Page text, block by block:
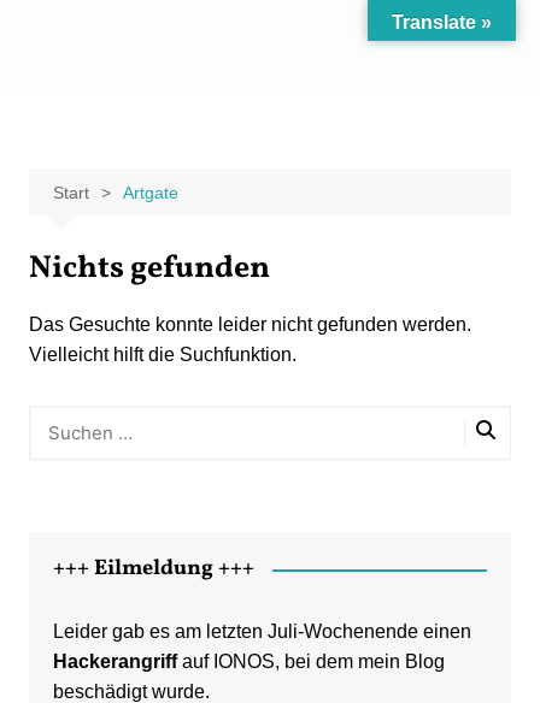
Start Artgate
Nichts gefunden
Das Gesuchte konnte leider nicht gefunden werden.
Vielleicht hilft die Suchfunktion.
+++ Eilmeldung +++
Leider gab es am letzten Juli-Wochenende einen
Hackerangriffauf IONOS, bei dem mein Blog
beschädigt wurde.
Translate »